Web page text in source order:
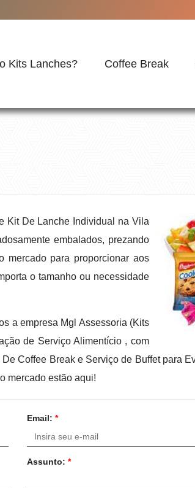
Kits Lanches? Coffee Break
Kit De Lanche Individual na Vila
embalados, prezando
mercado para proporcionar aos
o tamanho ou necessidade
a empresa Mgl Assessoria (Kits
de Serviço Alimentício , com
Coffee Break e Serviço de Buffet para
mercado estão aqui!
Email: *
Assunto: *